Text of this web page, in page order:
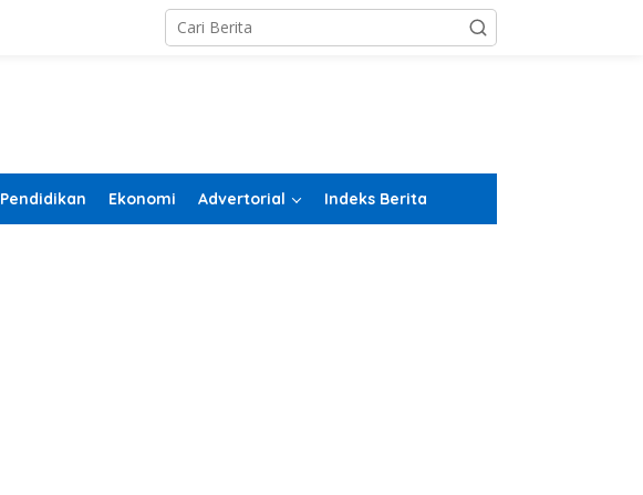
Pendidikan Ekonomi Advertorial Indeks Berita